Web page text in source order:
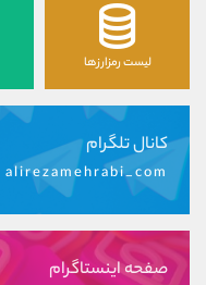
لیست رمزارزها
کانال تلگرام
alirezamehrabi_com
صفحه اینستاگرام